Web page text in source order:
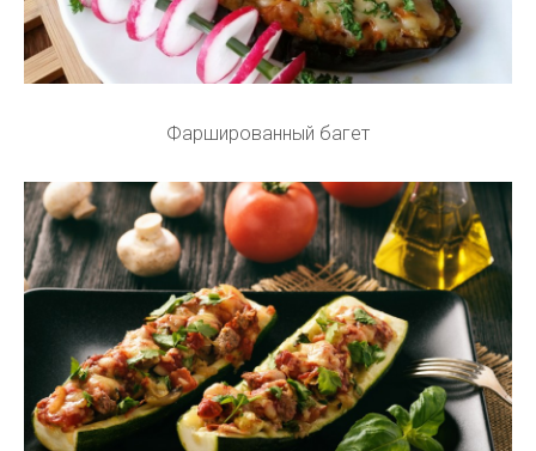
Фаршированный багет